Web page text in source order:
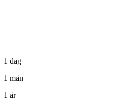
1 dag
1 mån
1 år